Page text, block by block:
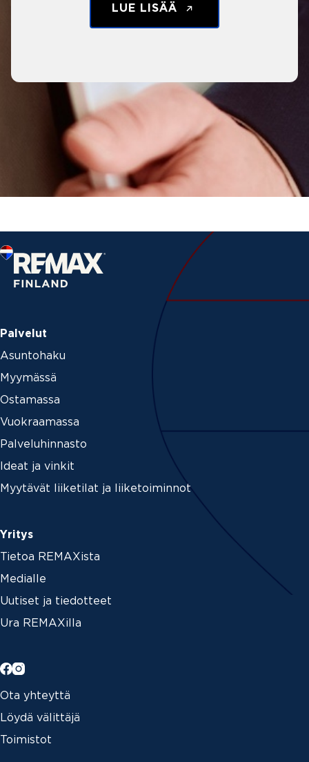
LUE LISÄÄ
Palvelut
Asuntohaku
Myymässä
Ostamassa
Vuokraamassa
Palveluhinnasto
Ideat ja vinkit
Myytävät liiketilat ja liiketoiminnot
Yritys
Tietoa REMAXista
Medialle
Uutiset ja tiedotteet
Ura REMAXilla
Ota yhteyttä
Löydä välittäjä
Toimistot